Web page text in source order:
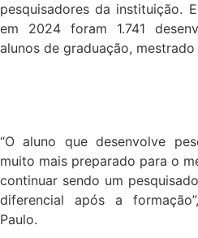
pesquisadores da instituição.
em 2024 foram 1.741
alunos de graduação,
“O aluno que desenvolve
muito mais preparado para o
continuar sendo um
diferencial após a
Paulo.